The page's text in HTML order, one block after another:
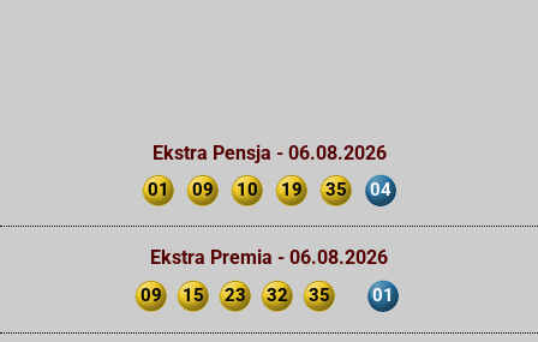
Ekstra Pensja - 06.08.2026
01 09 10 19 35 04
Ekstra Premia - 06.08.2026
09 15 23 32 35 01